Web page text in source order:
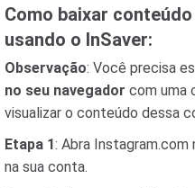
Como baixar
usando o InSaver:
Observação: Você precisa
no seu navegador com uma
visualizar o conteúdo dessa
Etapa 1: Abra
na sua conta.